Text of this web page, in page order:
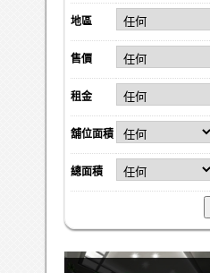
地區
售價
租金
舖位面積
總面積